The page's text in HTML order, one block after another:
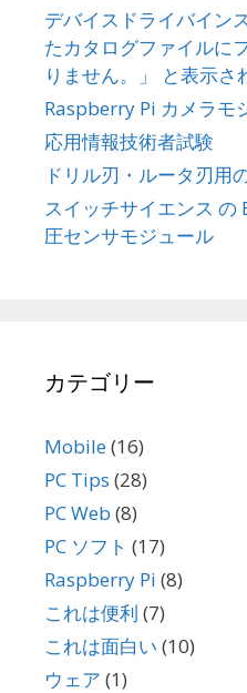
デバイスドライバイン
たカタログファイルに
りません。」 と表示
Raspberry Pi カメラモ
応用情報技術者試験
ドリル刃・ルータ刃用
スイッチサイエンス
圧センサモジュール
カテゴリー
Mobile(16)
PC Tips (28)
PC Web (8)
PC ソフト (17)
Raspberry Pi (8)
これは便利 (7)
これは面白い (10)
ウェア (1)